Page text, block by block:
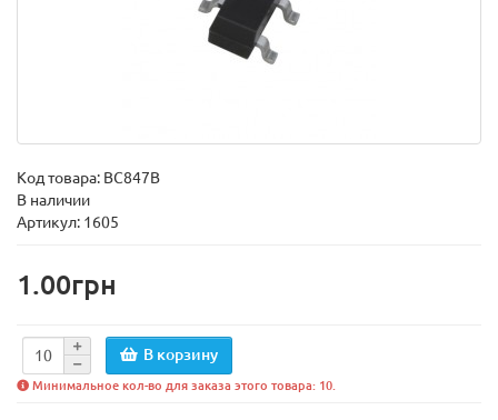
Код товара: BC847B
В наличии
Артикул: 1605
1.00грн
В корзину
Минимальное кол-во для заказа этого товара: 10.